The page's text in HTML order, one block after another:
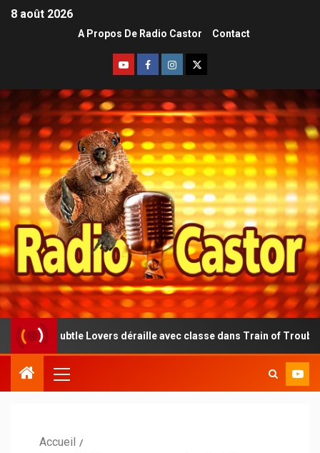
8 août 2026
A Propos De Radio Castor Contact
Lovers déraille avec classe dans Train of Troubles
Accueil